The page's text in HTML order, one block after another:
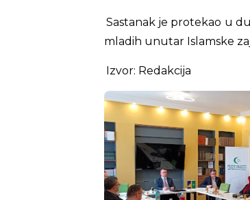
Sastanak je protekao u
mladih unutar Islamske
Izvor: Redakcija